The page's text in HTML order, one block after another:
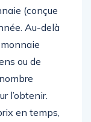
(conçue
Au-delà
ou de
l’obtenir.
en temps,